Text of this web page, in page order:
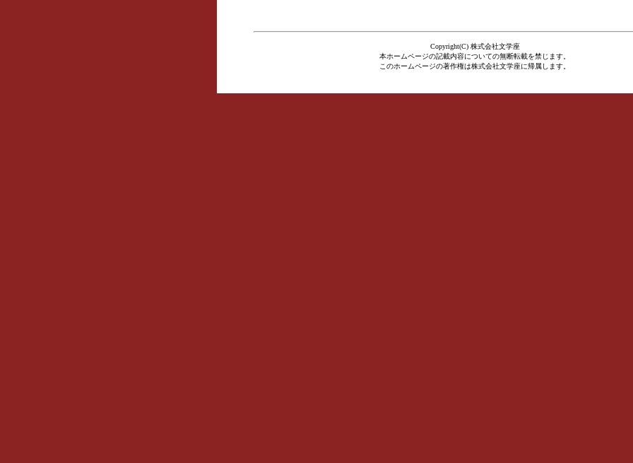
Copyright(C) 株式会社文学座
本ホームページの記載内容についての無断転載を禁じます。
このホームページの著作権は株式会社文学座に帰属します。